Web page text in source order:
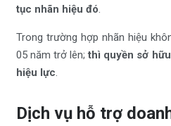
tục nhãn hiệu đó.
Trong trường hợp nhãn hiệu
05 năm trở lên; thì quyền sở
hiệu lực.
Dịch vụ hỗ trợ